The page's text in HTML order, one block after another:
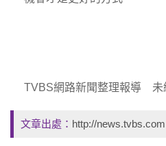
TVBS網路新聞整理報導 未
文章出處： http://